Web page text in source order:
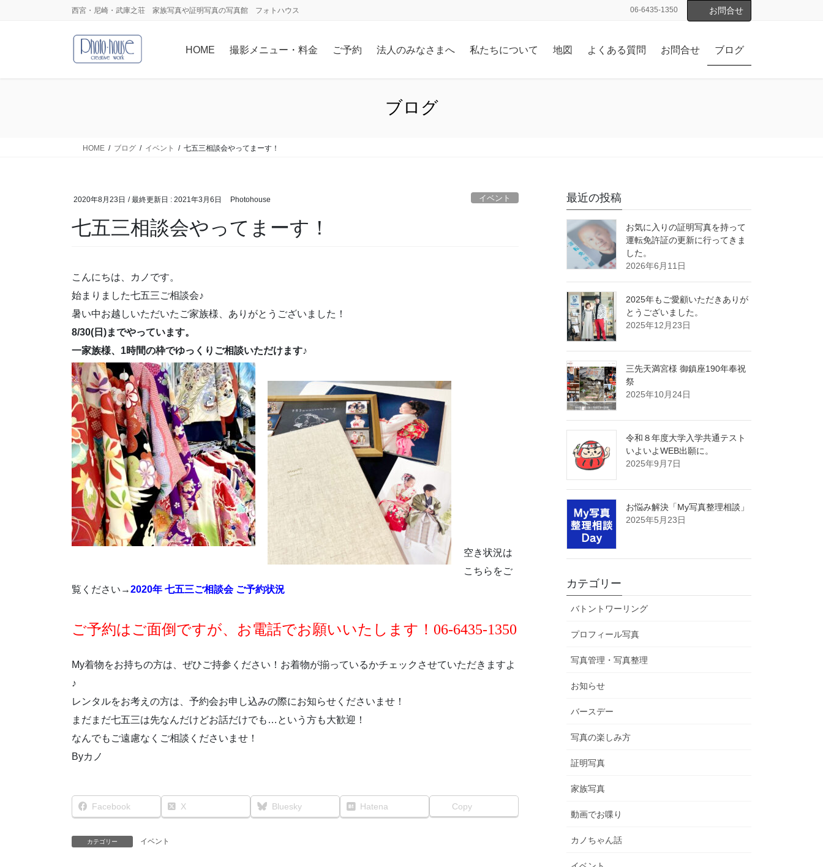
西宮・尼崎・武庫之荘 家族写真や証明写真の写真館 フォトハウス 06-6435-1350 お問合せ
HOME 撮影メニュー・料金 ご予約 法人のみなさまへ 私たちについて 地図 よくある質問 お問合せ ブログ
ブログ
HOME ブログ イベント 七五三相談会やってまーす！
2020年8月23日 / 最終更新日 : 2021年3月6日 Photohouse イベント
七五三相談会やってまーす！
こんにちは、カノです。
始まりました七五三ご相談会♪
暑い中お越しいただいたご家族様、ありがとうございました！
8/30(日)までやっています。
一家族様、1時間の枠でゆっくりご相談いただけます♪
空き状況は
こちらをご
覧ください→2020年 七五三ご相談会 ご予約状況
ご予約はご面倒ですが、お電話でお願いいたします！06-6435-1350
My着物をお持ちの方は、ぜひご持参ください！お着物が揃っているかチェックさせていただきますよ
♪
レンタルをお考えの方は、予約会お申し込みの際にお知らせくださいませ！
まだまだ七五三は先なんだけどお話だけでも…という方も大歓迎！
なんでもご遠慮なくご相談くださいませ！
Byカノ
Facebook X Bluesky Hatena Copy
カテゴリー イベント
最近の投稿
お気に入りの証明写真を持って
運転免許証の更新に行ってきま
した。
2026年6月11日
2025年もご愛顧いただきありが
とうございました。
2025年12月23日
三先天満宮様 御鎮座190年奉祝
祭
2025年10月24日
令和８年度大学入学共通テスト
いよいよWEB出願に。
2025年9月7日
お悩み解決「My写真整理相談」
2025年5月23日
カテゴリー
バトントワーリング
プロフィール写真
写真管理・写真整理
お知らせ
バースデー
写真の楽しみ方
証明写真
家族写真
動画でお喋り
カノちゃん話